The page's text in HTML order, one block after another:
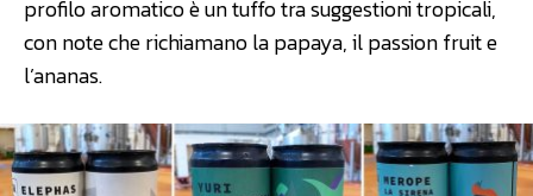
profilo aromatico è un tuffo tra suggestioni tropicali,
con note che richiamano la papaya, il passion fruit e
l’ananas.